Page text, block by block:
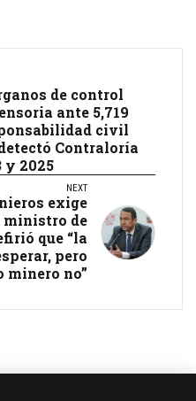
de control
ante 5,719
civil
Contraloría
y 2025
NEXT
exige
de
que “la
pero
minero no”